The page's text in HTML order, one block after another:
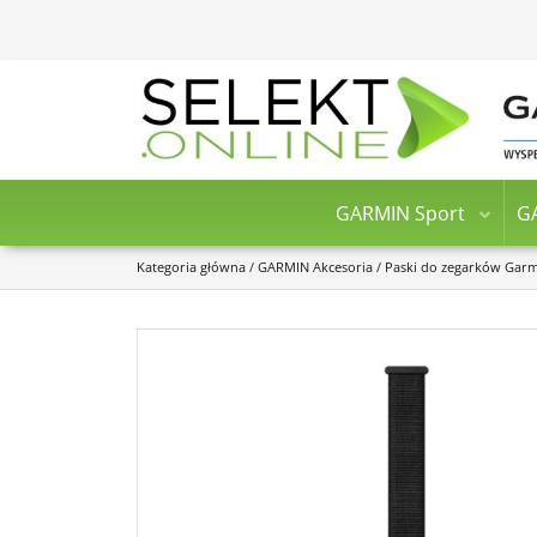
GARMIN Sport
Kategoria główna / GARMIN Akcesoria / Paski do zegarków